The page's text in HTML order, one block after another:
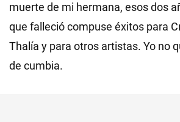
muerte de mi hermana, esos dos
que falleció compuse éxitos para
Thalía y para otros artistas. Yo no
de cumbia.